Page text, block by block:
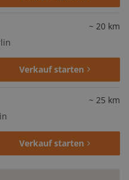
~ 20 km
Verkauf starten
~ 25 km
Verkauf starten